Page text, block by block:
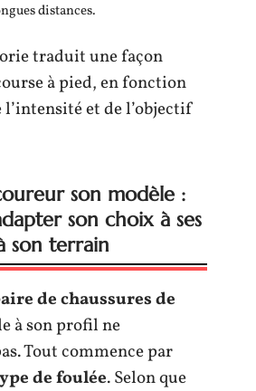
distances.
traduit une façon
à pied, en fonction
et de l’objectif
son modèle :
son choix à ses
son terrain
de chaussures de
à son profil ne
Tout commence par
de foulée. Selon que